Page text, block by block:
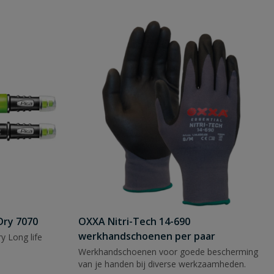
7070
Long life
OXXA Nitri-Tech 14-690
werkhandschoenen per paar
Werkhandschoenen voor goede bescherming
van je handen bij diverse werkzaamheden.